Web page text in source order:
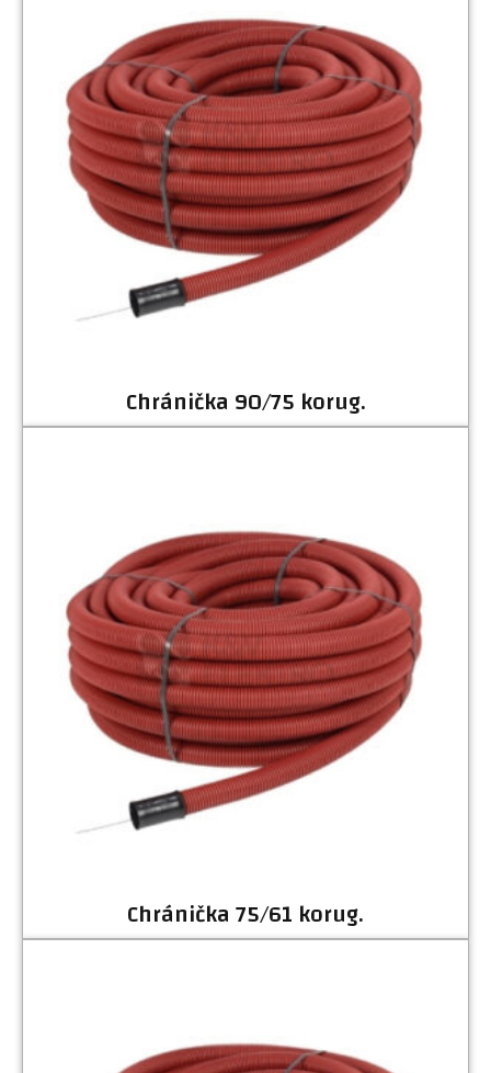
Chránička 90/75 korug.
Chránička 75/61 korug.